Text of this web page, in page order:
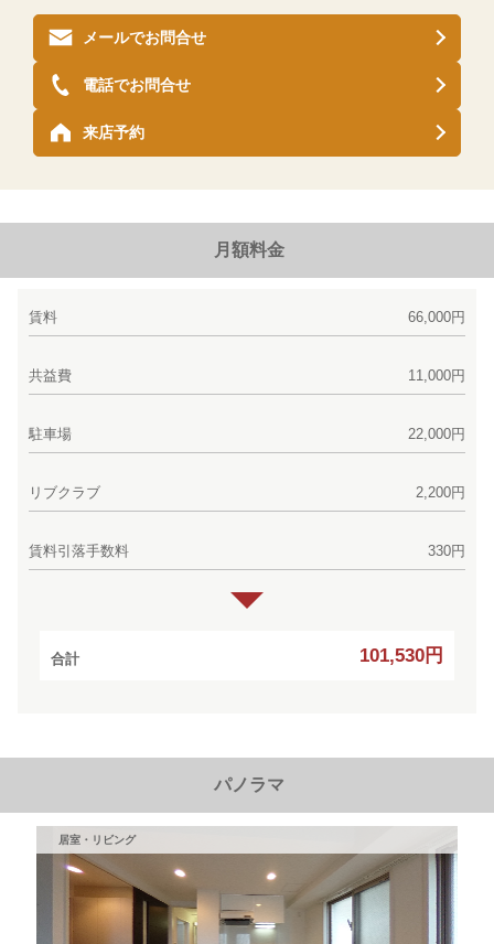
メールでお問合せ
来店予約
電話でお問合せ
月額料金
賃料 66,000円
共益費 11,000円
駐車場 22,000円
リブクラブ 2,200円
賃料引落手数料 330円
合計 101,530円
パノラマ
居室・リビング